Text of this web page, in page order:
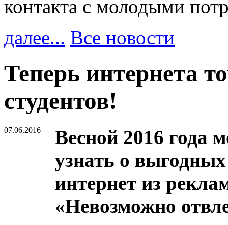
контакта с молодыми
далее... Все новости
Теперь интернета
студентов!
07.06.2016
Весной 2016 года
узнать о
интернет из
«Невозможно